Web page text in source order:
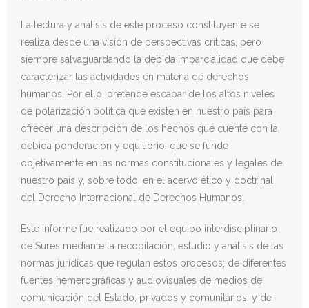
La lectura y análisis de este proceso constituyente se
realiza desde una visión de perspectivas críticas, pero
siempre salvaguardando la debida imparcialidad que debe
caracterizar las actividades en materia de derechos
humanos. Por ello, pretende escapar de los altos niveles
de polarización política que existen en nuestro país para
ofrecer una descripción de los hechos que cuente con la
debida ponderación y equilibrio, que se funde
objetivamente en las normas constitucionales y legales de
nuestro país y, sobre todo, en el acervo ético y doctrinal
del Derecho Internacional de Derechos Humanos.
Este informe fue realizado por el equipo interdisciplinario
de Sures mediante la recopilación, estudio y análisis de las
normas jurídicas que regulan estos procesos; de diferentes
fuentes hemerográficas y audiovisuales de medios de
comunicación del Estado, privados y comunitarios; y de